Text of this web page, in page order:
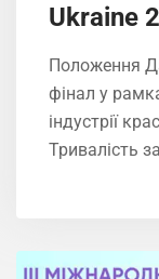
Ukrainе
Положення
фінал у
індустрії
Тривалість